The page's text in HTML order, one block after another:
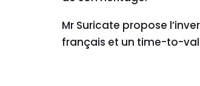
Mr Suricate propose
français et un time-to-